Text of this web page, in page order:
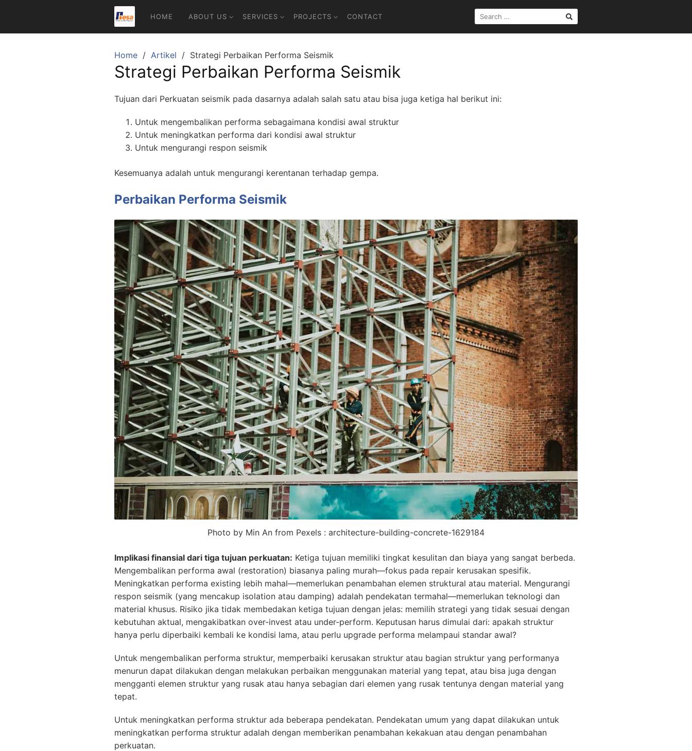
content
HOME ABOUT US SERVICES PROJECTS CONTACT
SEARCH
FOR:
Home Artikel Strategi Perbaikan Performa Seismik
Strategi Perbaikan Performa Seismik
Tujuan dari Perkuatan seismik pada dasarnya adalah salah satu atau bisa juga ketiga hal berikut ini:
Untuk mengembalikan performa sebagaimana kondisi awal struktur
Untuk meningkatkan performa dari kondisi awal struktur
Untuk mengurangi respon seismik
Kesemuanya adalah untuk mengurangi kerentanan terhadap gempa.
Perbaikan Performa Seismik
Photo by Min An from Pexels : architecture-building-concrete-1629184
Implikasi finansial dari tiga tujuan perkuatan: Ketiga tujuan memiliki tingkat kesulitan dan biaya yang sangat berbeda.
Mengembalikan performa awal (restoration) biasanya paling murah—fokus pada repair kerusakan spesifik.
Meningkatkan performa existing lebih mahal—memerlukan penambahan elemen struktural atau material. Mengurangi
respon seismik (yang mencakup isolation atau damping) adalah pendekatan termahal—memerlukan teknologi dan
material khusus. Risiko jika tidak membedakan ketiga tujuan dengan jelas: memilih strategi yang tidak sesuai dengan
kebutuhan aktual, mengakibatkan over-invest atau under-perform. Keputusan harus dimulai dari: apakah struktur
hanya perlu diperbaiki kembali ke kondisi lama, atau perlu upgrade performa melampaui standar awal?
Untuk mengembalikan performa struktur, memperbaiki kerusakan struktur atau bagian struktur yang performanya
menurun dapat dilakukan dengan melakukan perbaikan menggunakan material yang tepat, atau bisa juga dengan
mengganti elemen struktur yang rusak atau hanya sebagian dari elemen yang rusak tentunya dengan material yang
tepat.
Untuk meningkatkan performa struktur ada beberapa pendekatan. Pendekatan umum yang dapat dilakukan untuk
meningkatkan performa struktur adalah dengan memberikan penambahan kekakuan atau dengan penambahan
perkuatan.